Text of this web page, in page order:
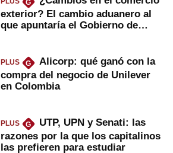
G
exterior? El cambio aduanero al
que apuntaría el Gobierno de
PLUS G
Alicorp: qué ganó con la
compra del negocio de Unilever
en Colombia
PLUS G
UTP, UPN y Senati: las
razones por la que los capitalinos
las prefieren para estudiar